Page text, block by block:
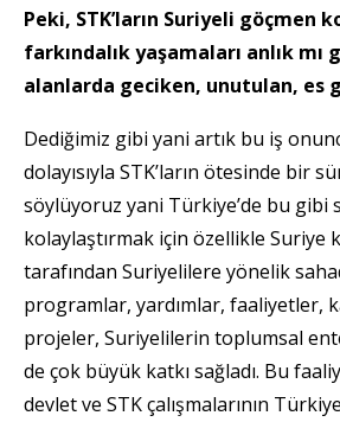
Peki, STK’ların Suriyeli göçmen
farkındalık yaşamaları anlık mı
alanlarda geciken, unutulan, es
Dediğimiz gibi yani artık bu iş
dolayısıyla STK’ların ötesinde bir
söylüyoruz yani Türkiye’de bu gibi
kolaylaştırmak için özellikle Suriye
tarafından Suriyelilere yönelik
programlar, yardımlar, faaliyetler,
projeler, Suriyelilerin toplumsal
de çok büyük katkı sağladı. Bu
devlet ve STK çalışmalarının